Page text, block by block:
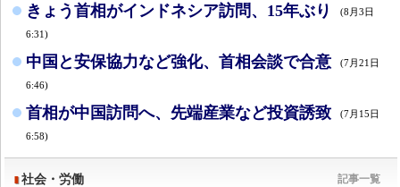
きょう首相がインドネシア訪問、15年ぶり (8月3日
6:31)
中国と安保協力など強化、首相会談で合意 (7月21日
6:46)
首相が中国訪問へ、先端産業など投資誘致 (7月15日
6:58)
社会・労働 記事一覧